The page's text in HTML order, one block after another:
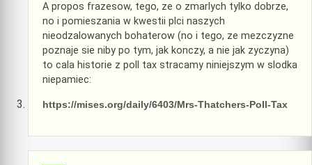
A propos frazesow, tego, ze o zmarlych tylko dobrze,
no i pomieszania w kwestii plci naszych
nieodzalowanych bohaterow (no i tego, ze mezczyzne
poznaje sie niby po tym, jak konczy, a nie jak zyczyna)
to cala historie z poll tax stracamy niniejszym w slodka
niepamiec:
https://mises.org/daily/6403/Mrs-Thatchers-Poll-Tax